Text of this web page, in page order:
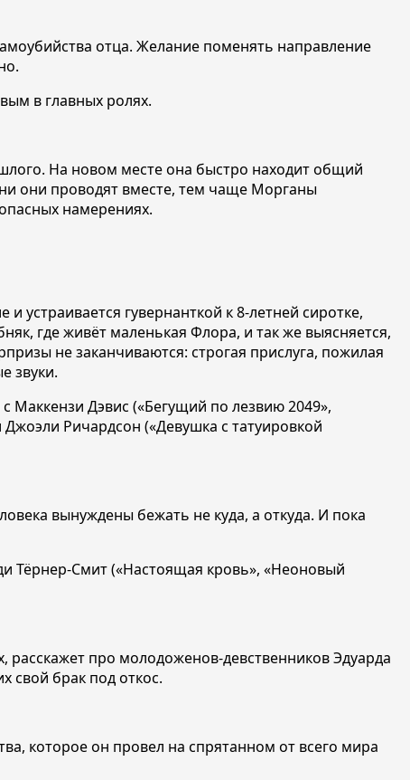
отца. Желание поменять направление
в главных ролях.
На новом месте она быстро находит общий
они проводят вместе, тем чаще Морганы
намерениях.
гувернанткой к 8-летней сиротке,
где живёт маленькая Флора, и так же выясняется,
не заканчиваются: строгая прислуга, пожилая
звуки.
Маккензи Дэвис («Бегущий по лезвию 2049»,
Ричардсон («Девушка с татуировкой
вынуждены бежать не куда, а откуда. И пока
Тёрнер-Смит («Настоящая кровь», «Неоновый
расскажет про молодоженов-девственников Эдуарда
свой брак под откос.
которое он провел на спрятанном от всего мира